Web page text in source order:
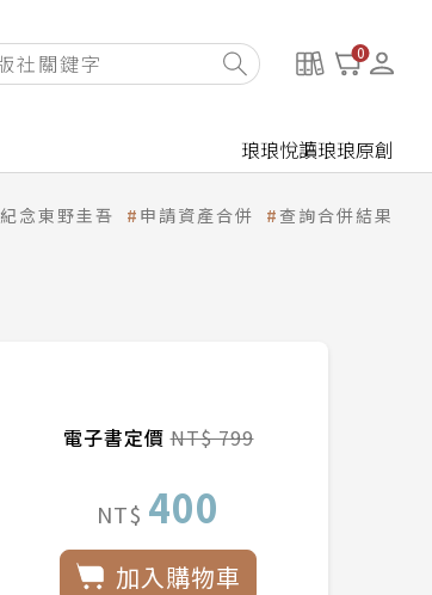
0
琅琅悅讀琅琅原創
紀念東野圭吾 申請資產合併 查詢合併結果
電子書定價NT$ 799
NT$ 400
加入購物車